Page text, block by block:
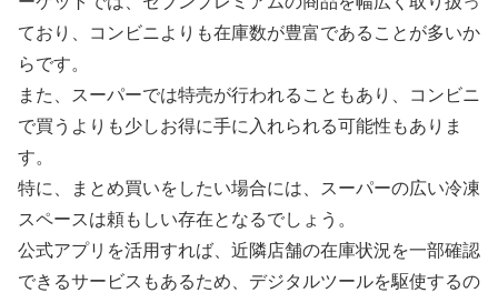
ており、コンビニよりも在庫数が豊富であることが多いか
らです。
また、スーパーでは特売が行われることもあり、コンビニ
で買うよりも少しお得に手に入れられる可能性もありま
す。
特に、まとめ買いをしたい場合には、スーパーの広い冷凍
スペースは頼もしい存在となるでしょう。
公式アプリを活用すれば、近隣店舗の在庫状況を一部確認
できるサービスもあるため、デジタルツールを駆使するの